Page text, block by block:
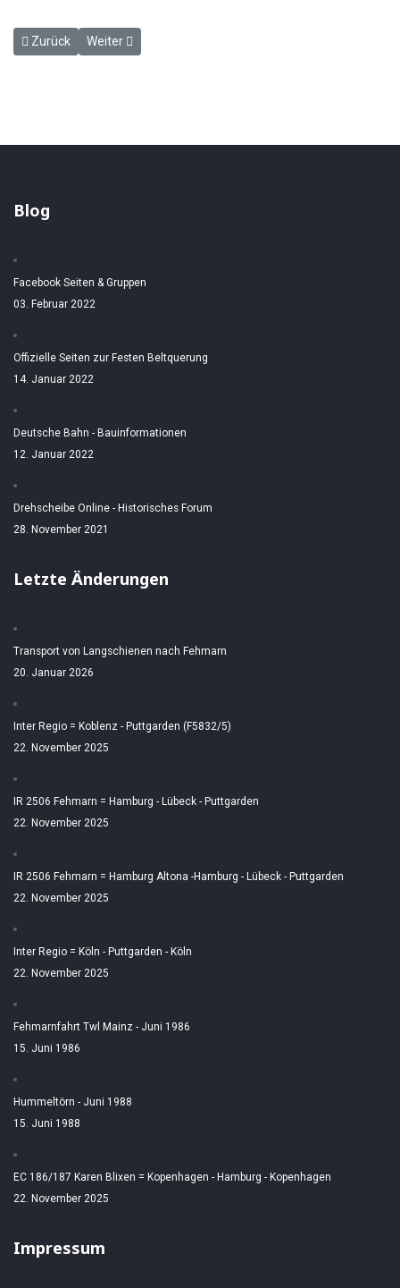
Vorheriger Beitrag: Nivellierungsarbeiten Oldenburg - Heiligenhafen
Zurück Nächster Beitrag: Die Eisenbahn Gremsmühlen -
Weiter
Blog
Facebook Seiten & Gruppen
03. Februar 2022
Offizielle Seiten zur Festen Beltquerung
14. Januar 2022
Deutsche Bahn - Bauinformationen
12. Januar 2022
Drehscheibe Online - Historisches Forum
28. November 2021
Letzte Änderungen
Transport von Langschienen nach Fehmarn
20. Januar 2026
Inter Regio = Koblenz - Puttgarden (F5832/5)
22. November 2025
IR 2506 Fehmarn = Hamburg - Lübeck - Puttgarden
22. November 2025
IR 2506 Fehmarn = Hamburg Altona -Hamburg - Lübeck - Puttgarden
22. November 2025
Inter Regio = Köln - Puttgarden - Köln
22. November 2025
Fehmarnfahrt Twl Mainz - Juni 1986
15. Juni 1986
Hummeltörn - Juni 1988
15. Juni 1988
EC 186/187 Karen Blixen = Kopenhagen - Hamburg - Kopenhagen
22. November 2025
Impressum